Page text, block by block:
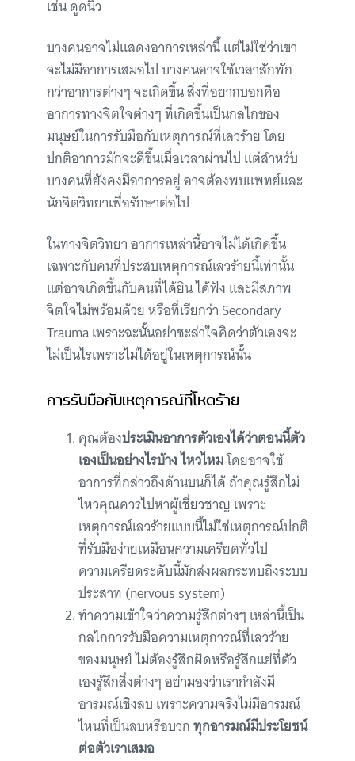
เช่น ดูดนิ้ว
บางคนอาจไม่แสดงอาการเหล่านี้ แต่ไม่ใช่ว่าเขา
จะไม่มีอาการเสมอไป บางคนอาจใช้เวลาสักพัก
กว่าอาการต่างๆ จะเกิดขึ้น สิ่งที่อยากบอกคือ
อาการทางจิตใจต่างๆ ที่เกิดขึ้นเป็นกลไกของ
มนุษย์ในการรับมือกับเหตุการณ์ที่เลวร้าย โดย
ปกติอาการมักจะดีขึ้นเมื่อเวลาผ่านไป แต่สำหรับ
บางคนที่ยังคงมีอาการอยู่ อาจต้องพบแพทย์และ
นักจิตวิทยาเพื่อรักษาต่อไป
ในทางจิตวิทยา อาการเหล่านี้อาจไม่ได้เกิดขึ้น
เฉพาะกับคนที่ประสบเหตุการณ์เลวร้ายนี้เท่านั้น
แต่อาจเกิดขึ้นกับคนที่ได้ยิน ได้ฟัง และมีสภาพ
จิตใจไม่พร้อมด้วย หรือที่เรียกว่า Secondary
Trauma เพราะฉะนั้นอย่าชะล่าใจคิดว่าตัวเองจะ
ไม่เป็นไรเพราะไม่ได้อยู่ในเหตุการณ์นั้น
การรับมือกับเหตุการณ์ที่โหดร้าย
คุณต้องประเมินอาการตัวเองได้ว่าตอนนี้ตัว
เองเป็นอย่างไรบ้าง ไหวไหมโดยอาจใช้
อาการที่กล่าวถึงด้านบนก็ได้ ถ้าคุณรู้สึกไม่
ไหวคุณควรไปหาผู้เชี่ยวชาญ เพราะ
เหตุการณ์เลวร้ายแบบนี้ไม่ใช่เหตุการณ์ปกติ
ที่รับมือง่ายเหมือนความเครียดทั่วไป
ความเครียดระดับนี้มักส่งผลกระทบถึงระบบ
ประสาท (nervous system)
ทำความเข้าใจว่าความรู้สึกต่างๆ เหล่านี้เป็น
กลไกการรับมือความเหตุการณ์ที่เลวร้าย
ของมนุษย์ ไม่ต้องรู้สึกผิดหรือรู้สึกแย่ที่ตัว
เองรู้สึกสิ่งต่างๆ อย่ามองว่าเรากำลังมี
อารมณ์เชิงลบ เพราะความจริงไม่มีอารมณ์
ไหนที่เป็นลบหรือบวกทุกอารมณ์มีประโยชน์
ต่อตัวเราเสมอ